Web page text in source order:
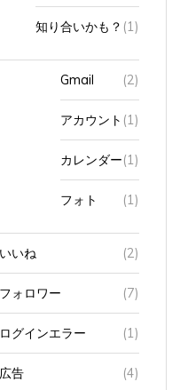
知り合いかも？ (1)
Gmail (2)
アカウント (1)
カレンダー (1)
フォト (1)
いいね (2)
フォロワー (7)
ログインエラー (1)
広告 (4)